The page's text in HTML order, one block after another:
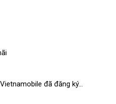
đã đăng ký…